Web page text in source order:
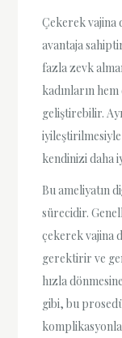
Çekerek vajina
avantaja
fazla zevk
kadınların
geliştirebilir.
kendinizi daha
Bu ameliyatın
sürecidir.
çekerek vajina
gerektirir ve
hızla
gibi, bu